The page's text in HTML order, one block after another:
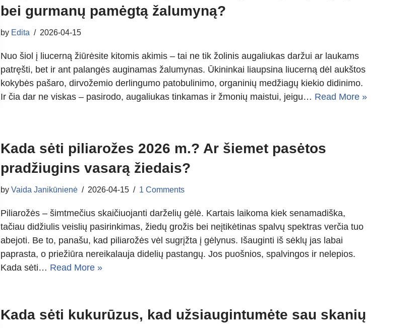
bei gurmanų pamėgtą žalumyną?
by Edita 2026-04-15
Nuo šiol į liucerną žiūrėsite kitomis akimis – tai ne tik žolinis augaliukas daržui ar laukams
patręšti, bet ir ant palangės auginamas žalumynas. Ūkininkai liaupsina liucerną dėl aukštos
kokybės pašaro, dirvožemio derlingumo patobulinimo, organinių medžiagų kiekio didinimo.
Ir čia dar ne viskas – pasirodo, augaliukas tinkamas ir žmonių maistui, jeigu… Read More »
Kada sėti piliarožes 2026 m.? Ar šiemet pasėtos
pradžiugins vasarą žiedais?
by Vaida Janikūnienė 2026-04-15 1 Comments
Piliarožės – šimtmečius skaičiuojanti darželių gėlė. Kartais laikoma kiek senamadiška,
tačiau didžiulis veislių pasirinkimas, žiedų grožis bei neįtikėtinas spalvų spektras verčia tuo
abejoti. Be to, panašu, kad piliarožės vėl sugrįžta į gėlynus. Išauginti iš sėklų jas labai
paprasta, o priežiūra nereikalauja didelių pastangų. Jos puošnios, spalvingos ir nelepios.
Kada sėti… Read More »
Kada sėti kukurūzus, kad užsiaugintumėte sau skanių